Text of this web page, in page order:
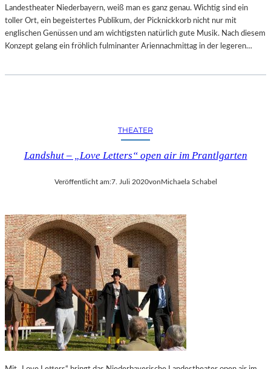
Landestheater Niederbayern, weiß man es ganz genau. Wichtig sind ein
toller Ort, ein begeistertes Publikum, der Picknickkorb nicht nur mit
englischen Genüssen und am wichtigsten natürlich gute Musik. Nach diesem
Konzept gelang ein fröhlich fulminanter Ariennachmittag in der legeren…
THEATER
Landshut – „Love Letters“ open air im Prantlgarten
Veröffentlicht am:7. Juli 2020vonMichaela Schabel